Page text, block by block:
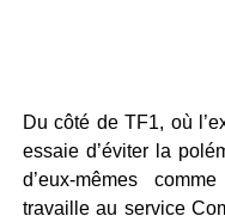
Du côté de TF1, où
essaie d’éviter la
d’eux-mêmes
travaille au service